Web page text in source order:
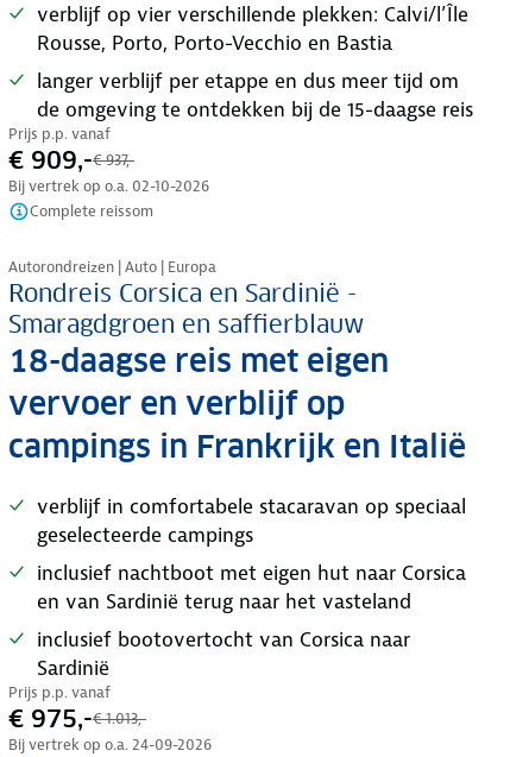
verblijf op vier verschillende plekken: Calvi/l’Île
Rousse, Porto, Porto-Vecchio en Bastia
langer verblijf per etappe en dus meer tijd om
de omgeving te ontdekken bij de 15-daagse reis
Prijs p.p. vanaf
€ 909,-€ 937,-
Bij vertrek op o.a. 02-10-2026
Complete reissom
Autorondreizen | Auto | Europa
Rondreis Corsica en Sardinië -
Smaragdgroen en saffierblauw
18-daagse reis met eigen
vervoer en verblijf op
campings in Frankrijk en Italië
verblijf in comfortabele stacaravan op speciaal
geselecteerde campings
inclusief nachtboot met eigen hut naar Corsica
en van Sardinië terug naar het vasteland
inclusief bootovertocht van Corsica naar
Sardinië
Prijs p.p. vanaf
€ 975,-€ 1.013,-
Bij vertrek op o.a. 24-09-2026